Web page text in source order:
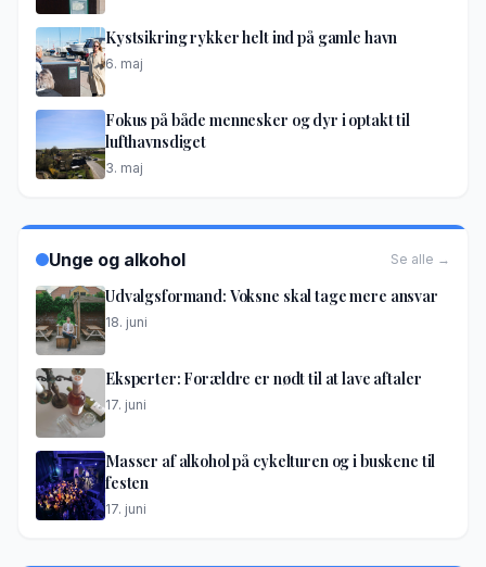
Kystsikring rykker helt ind på gamle havn
6. maj
Fokus på både mennesker og dyr i optakt til
lufthavnsdiget
3. maj
Unge og alkohol Se alle →
Udvalgsformand: Voksne skal tage mere ansvar
18. juni
Eksperter: Forældre er nødt til at lave aftaler
17. juni
Masser af alkohol på cykelturen og i buskene til
festen
17. juni